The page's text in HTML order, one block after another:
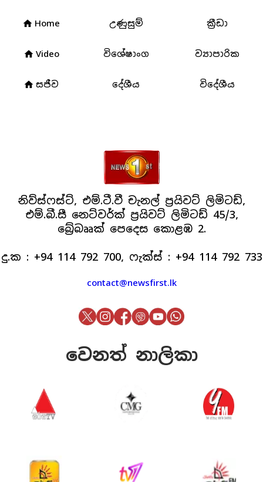
නිව්ස්ෆස්ට්, එම්.ටී.වී චැනල් ප්‍රයිවට් ලිමිටඩ්,
එම්.බී.සී නෙට්වර්ක් ප්‍රයිවට් ලිමිටඩ් 45/3,
බ්‍රේබෲක් පෙදෙස කොළඹ 2.
දු.ක : +94 114 792 700, ෆැක්ස් : +94 114 792 733
contact@newsfirst.lk
home Home උණුසුම් ක්‍රීඩා
home Video විශේෂාංග ව්‍යාපාරික
home සජීව දේශීය විදේශීය
වෙනත් නාලිකා